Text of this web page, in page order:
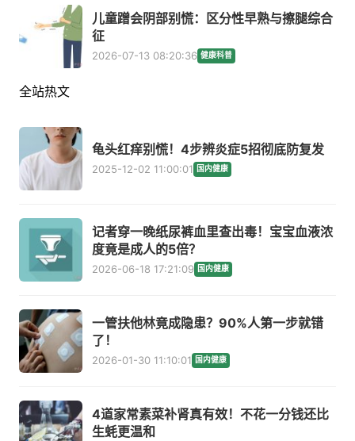
儿童蹭会阴部别慌：区分性早熟与擦腿综合
征
2026-07-13 08:20:36 健康科普
全站热文
龟头红痒别慌！4步辨炎症5招彻底防复发
2025-12-02 11:00:01 国内健康
记者穿一晚纸尿裤血里查出毒！宝宝血液浓
度竟是成人的5倍？
2026-06-18 17:21:09 国内健康
一管扶他林竟成隐患？90%人第一步就错
了！
2026-01-30 11:10:01 国内健康
4道家常素菜补肾真有效！不花一分钱还比
生蚝更温和